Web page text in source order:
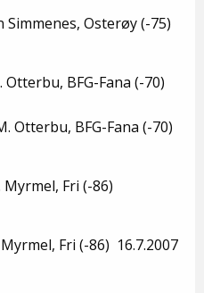
Osterøy (-75)
BFG-Fana (-70)
Otterbu, BFG-Fana (-70)
Myrmel, Fri (-86)
Fri (-86) 16.7.2007